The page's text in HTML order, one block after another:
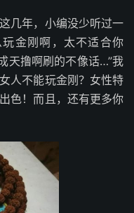
几年，小编没少听过一
金刚啊，太不适合你
天撸啊刷的不像话…”我
人不能玩金刚？女性特
色！而且，还有更多你